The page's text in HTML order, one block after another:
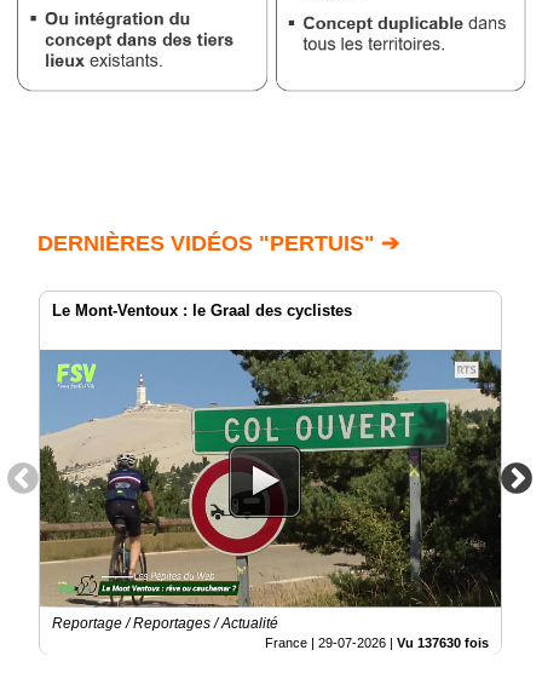
DERNIÈRES VIDÉOS "PERTUIS" ➔
Le Mont-Ventoux : le Graal des cyclistes
Reportage / Reportages / Actualité
France | 29-07-2026 | Vu 137630 fois